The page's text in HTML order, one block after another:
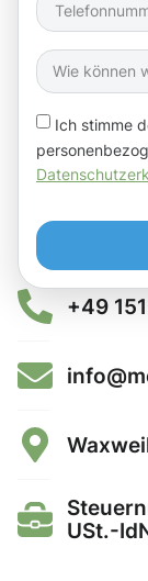
Ich stimme
+49
USt.-